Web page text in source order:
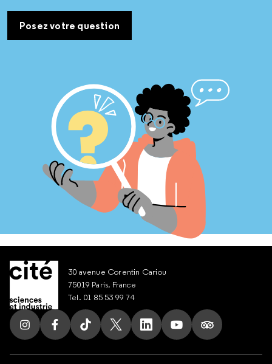
Posez votre question
30 avenue Corentin Cariou
75019 Paris, France
Tel. 01 85 53 99 74
Suivez nous sur Instagram
Suivez nous sur Facebook
Suivez nous sur Tik Tok
Suivez nous sur X
Suivez nous sur LinkedIn
Suivez nous sur
Suivez nous